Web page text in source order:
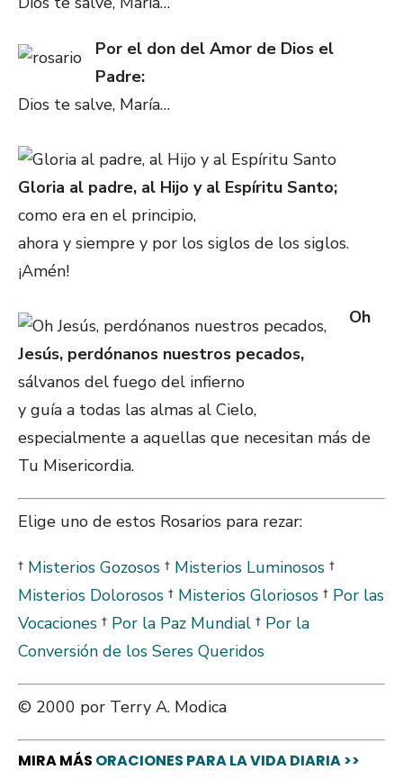
Por el don del Amor de Dios el
Padre:
Dios te salve, María…
Gloria al padre, al Hijo y al Espíritu Santo;
como era en el principio,
ahora y siempre y por los siglos de los siglos.
¡Amén!
Oh
Jesús, perdónanos nuestros pecados,
sálvanos del fuego del infierno
y guía a todas las almas al Cielo,
especialmente a aquellas que necesitan más de
Tu Misericordia.
Elige uno de estos Rosarios para rezar:
† Misterios Gozosos † Misterios Luminosos †
Misterios Dolorosos † Misterios Gloriosos † Por las
Vocaciones † Por la Paz Mundial † Por la
Conversión de los Seres Queridos
© 2000 por Terry A. Modica
MIRA MÁS ORACIONES PARA LA VIDA DIARIA >>